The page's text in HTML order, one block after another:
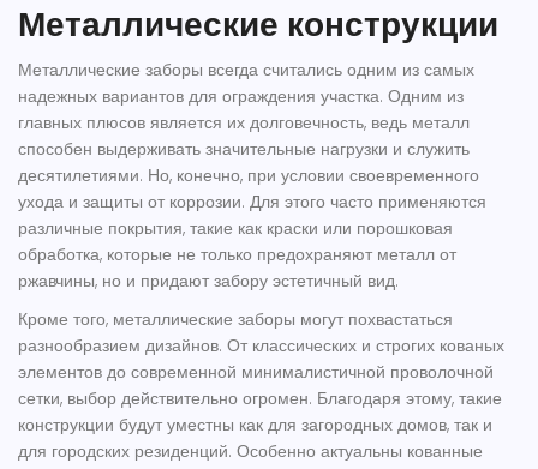
Металлические конструкции
Металлические заборы всегда считались одним из самых
надежных вариантов для ограждения участка. Одним из
главных плюсов является их долговечность, ведь металл
способен выдерживать значительные нагрузки и служить
десятилетиями. Но, конечно, при условии своевременного
ухода и защиты от коррозии. Для этого часто применяются
различные покрытия, такие как краски или порошковая
обработка, которые не только предохраняют металл от
ржавчины, но и придают забору эстетичный вид.
Кроме того, металлические заборы могут похвастаться
разнообразием дизайнов. От классических и строгих кованых
элементов до современной минималистичной проволочной
сетки, выбор действительно огромен. Благодаря этому, такие
конструкции будут уместны как для загородных домов, так и
для городских резиденций. Особенно актуальны кованные